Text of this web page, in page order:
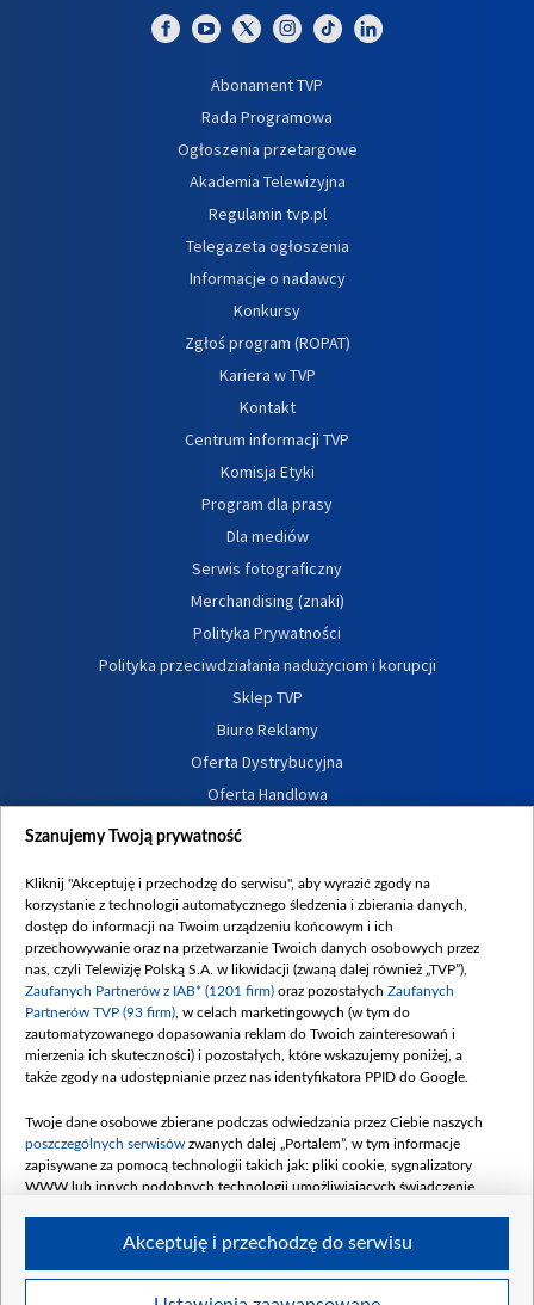
Abonament TVP
Rada Programowa
Ogłoszenia przetargowe
Akademia Telewizyjna
Regulamin tvp.pl
Telegazeta ogłoszenia
Informacje o nadawcy
Konkursy
Zgłoś program (ROPAT)
Kariera w TVP
Kontakt
Centrum informacji TVP
Komisja Etyki
Program dla prasy
Dla mediów
Serwis fotograficzny
Merchandising (znaki)
Polityka Prywatności
Polityka przeciwdziałania nadużyciom i korupcji
Sklep TVP
Biuro Reklamy
Oferta Dystrybucyjna
Oferta Handlowa
Dostępność
Procedura zgłoszeń wewnętrznych
Szanujemy Twoją prywatność
Kliknij "Akceptuję i przechodzę do serwisu", aby wyrazić zgody na
korzystanie z technologii automatycznego śledzenia i zbierania danych,
dostęp do informacji na Twoim urządzeniu końcowym i ich
przechowywanie oraz na przetwarzanie Twoich danych osobowych przez
nas, czyli Telewizję Polską S.A. w likwidacji (zwaną dalej również „TVP”),
Zaufanych Partnerów z IAB* (1201 firm) oraz pozostałych Zaufanych
Partnerów TVP (93 firm) , w celach marketingowych (w tym do
zautomatyzowanego dopasowania reklam do Twoich zainteresowań i
mierzenia ich skuteczności) i pozostałych, które wskazujemy poniżej, a
także zgody na udostępnianie przez nas identyfikatora PPID do Google.
Twoje dane osobowe zbierane podczas odwiedzania przez Ciebie naszych
poszczególnych serwisów zwanych dalej „Portalem”, w tym informacje
zapisywane za pomocą technologii takich jak: pliki cookie, sygnalizatory
WWW lub innych podobnych technologii umożliwiających świadczenie
Twoje dane osobowe zbierane podczas odwiedzania przez Ciebie
Akceptuję i przechodzę do serwisu